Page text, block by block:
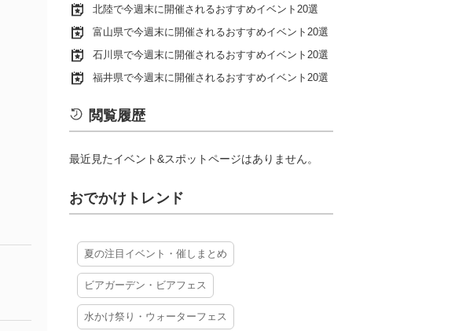
北陸で今週末に開催されるおすすめイベント20選
富山県で今週末に開催されるおすすめイベント20選
石川県で今週末に開催されるおすすめイベント20選
福井県で今週末に開催されるおすすめイベント20選
閲覧履歴
最近見たイベント&スポットページはありません。
おでかけトレンド
夏の注目イベント・催しまとめ
ビアガーデン・ビアフェス
水かけ祭り・ウォーターフェス